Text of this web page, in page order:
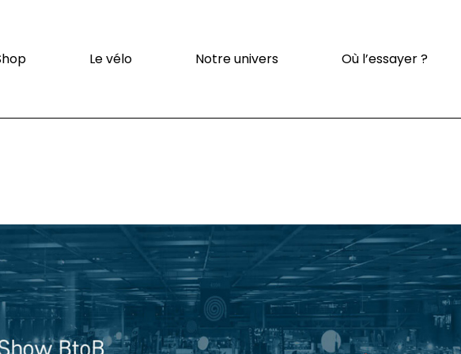
Le vélo Notre univers
fabrication
Actualités
Où l’essayer ?